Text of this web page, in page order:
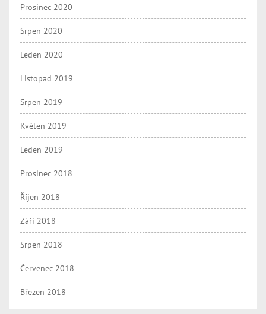
Prosinec 2020
Srpen 2020
Leden 2020
Listopad 2019
Srpen 2019
Květen 2019
Leden 2019
Prosinec 2018
Říjen 2018
Září 2018
Srpen 2018
Červenec 2018
Březen 2018